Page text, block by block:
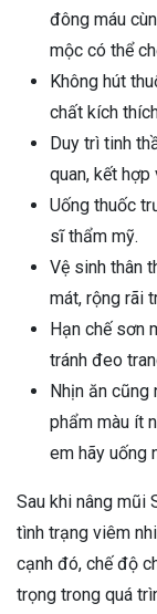
đông máu
mộc có thể
Không hút
chất kích
Duy trì tinh
quan, kết
Uống thuốc
sĩ thẩm mỹ.
Vệ sinh thân
mát, rộng rãi
Hạn chế sơn
tránh đeo
Nhịn ăn
phẩm màu ít
em hãy uống
Sau khi nâng mũi
tình trạng viêm
cạnh đó, chế độ
trọng trong quá